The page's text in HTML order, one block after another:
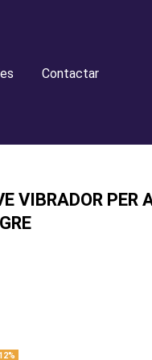
Contactar
VIBRADOR PER